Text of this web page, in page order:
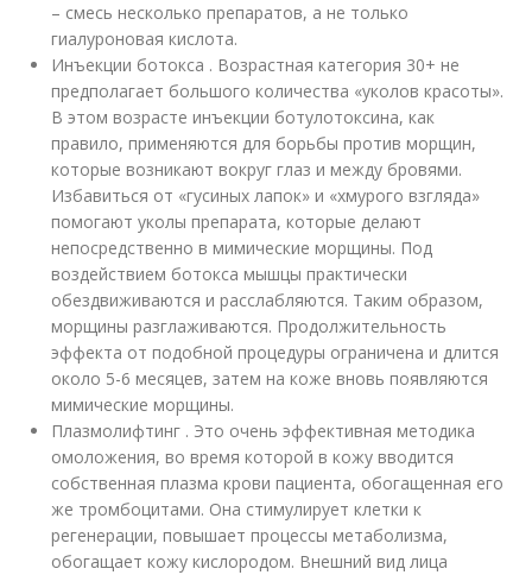
– смесь несколько препаратов, а не только
гиалуроновая кислота.
Инъекции ботокса . Возрастная категория 30+ не
предполагает большого количества «уколов красоты».
В этом возрасте инъекции ботулотоксина, как
правило, применяются для борьбы против морщин,
которые возникают вокруг глаз и между бровями.
Избавиться от «гусиных лапок» и «хмурого взгляда»
помогают уколы препарата, которые делают
непосредственно в мимические морщины. Под
воздействием ботокса мышцы практически
обездвиживаются и расслабляются. Таким образом,
морщины разглаживаются. Продолжительность
эффекта от подобной процедуры ограничена и длится
около 5-6 месяцев, затем на коже вновь появляются
мимические морщины.
Плазмолифтинг . Это очень эффективная методика
омоложения, во время которой в кожу вводится
собственная плазма крови пациента, обогащенная его
же тромбоцитами. Она стимулирует клетки к
регенерации, повышает процессы метаболизма,
обогащает кожу кислородом. Внешний вид лица